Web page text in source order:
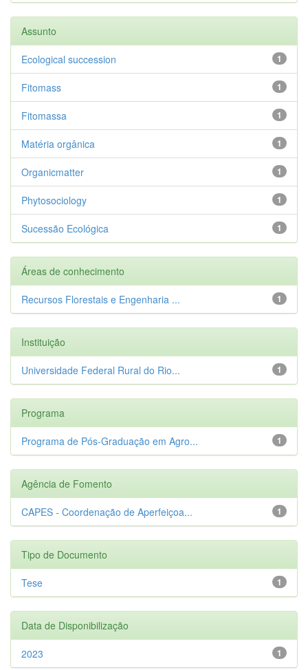
Assunto
1
Ecological succession
1
Fitomass
1
Fitomassa
1
Matéria orgânica
1
Organicmatter
1
Phytosociology
1
Sucessão Ecológica
Áreas de conhecimento
1
Recursos Florestais e Engenharia ...
Instituição
1
Universidade Federal Rural do Rio...
Programa
1
Programa de Pós-Graduação em Agro...
Agência de Fomento
1
CAPES - Coordenação de Aperfeiçoa...
Tipo de Documento
1
Tese
Data de Disponibilização
1
2023